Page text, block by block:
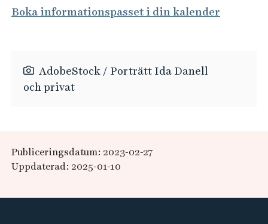
Boka informationspasset i din kalender
AdobeStock / Porträtt Ida Danell
och privat
Publiceringsdatum: 2023-02-27
Uppdaterad: 2025-01-10